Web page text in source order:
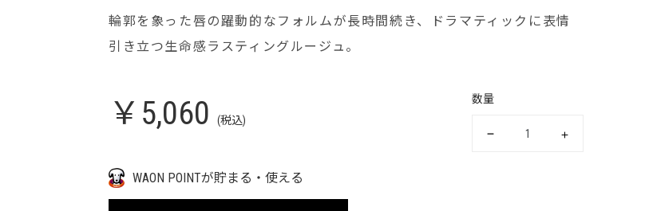
輪郭を象った唇の躍動的なフォルムが⾧時間続き、ドラマティックに表情
引き立つ生命感ラスティングルージュ。
￥5,060 (税込)
数量
WAON POINTが貯まる・使える